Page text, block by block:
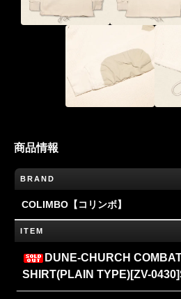
商品情報
BRAND
COLIMBO【コリンボ】
ITEM
DUNE-CHURCH
SHIRT(PLAIN TYPE)[ZV-